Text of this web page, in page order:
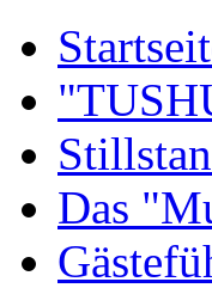
Das